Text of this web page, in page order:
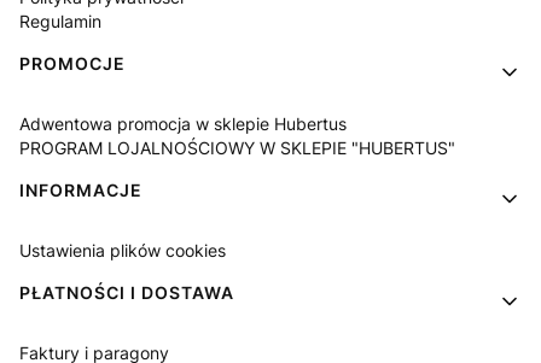
Regulamin
PROMOCJE
Adwentowa promocja w sklepie Hubertus
PROGRAM LOJALNOŚCIOWY W SKLEPIE "HUBERTUS"
INFORMACJE
Ustawienia plików cookies
PŁATNOŚCI I DOSTAWA
Faktury i paragony